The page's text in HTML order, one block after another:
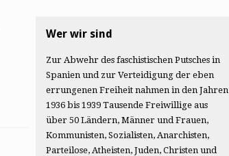
Wer wir sind
Zur Abwehr des faschistischen Putsches in
Spanien und zur Verteidigung der eben
errungenen Freiheit nahmen in den Jahren
1936 bis 1939 Tausende Freiwillige aus
über 50 Ländern, Männer und Frauen,
Kommunisten, Sozialisten, Anarchisten,
Parteilose, Atheisten, Juden, Christen und